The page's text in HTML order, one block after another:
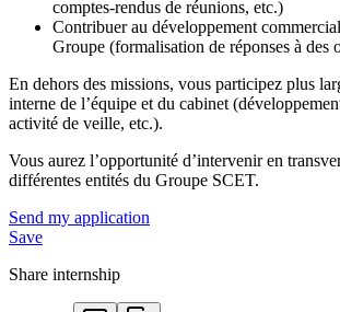
comptes-rendus de réunions, etc.)
Contribuer au développement
Groupe (formalisation de réponses à des
En dehors des missions, vous participez plus
interne de l’équipe et du cabinet
activité de veille, etc.).
Vous aurez l’opportunité d’intervenir en
différentes entités du Groupe SCET.
Send my application
Save
Share internship